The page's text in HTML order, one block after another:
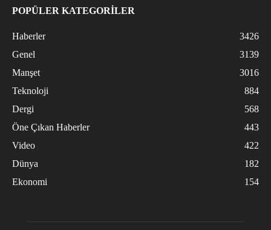
POPÜLER KATEGORİLER
Haberler
3426
Genel
3139
Manşet
3016
Teknoloji
884
Dergi
568
Öne Çıkan Haberler
443
Video
422
Dünya
182
Ekonomi
154